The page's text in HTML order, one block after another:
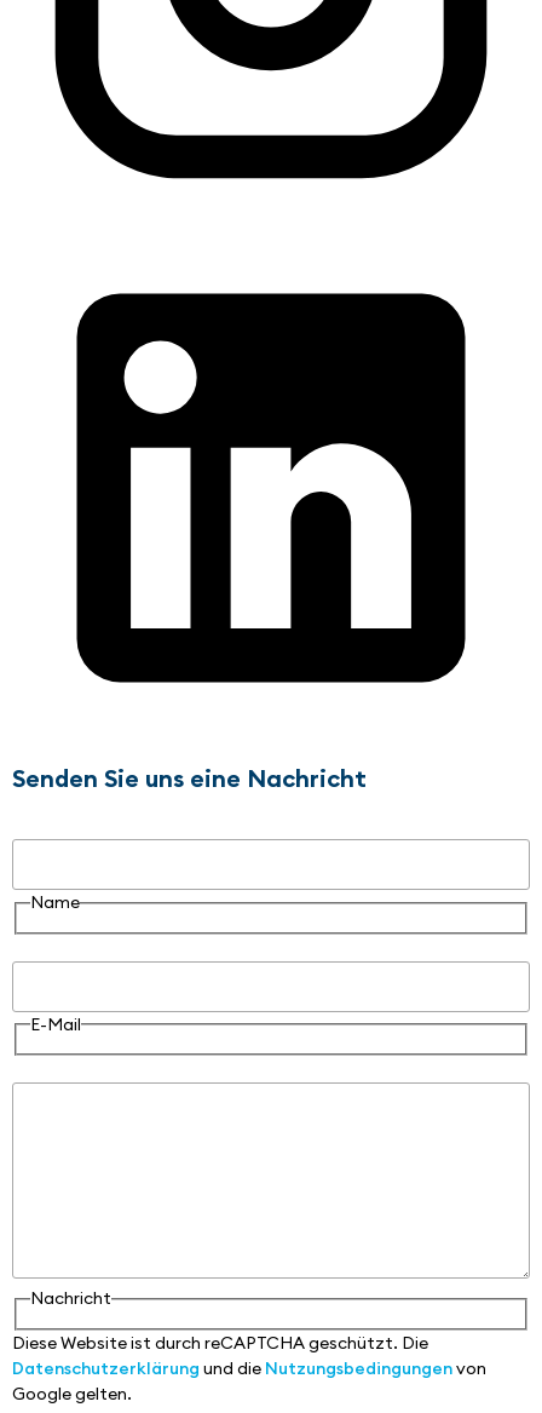
Senden Sie uns eine Nachricht
Name
E-Mail
Nachricht
Diese Website ist durch reCAPTCHA geschützt. Die
Datenschutzerklärung und die Nutzungsbedingungenvon
Google gelten.